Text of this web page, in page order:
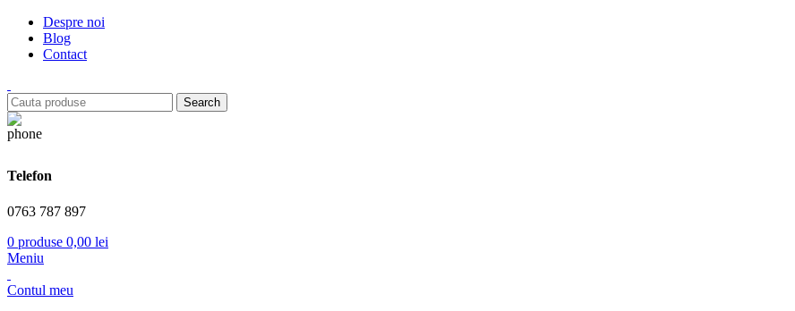
Despre noi
Blog
Contact
Search
Telefon
0763 787 897
0 produse 0,00 lei
Meniu
Contul meu